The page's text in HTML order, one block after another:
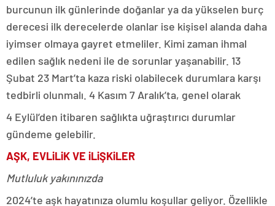
burcunun ilk günlerinde doğanlar ya da yükselen burç
derecesi ilk derecelerde olanlar ise kişisel alanda daha
iyimser olmaya gayret etmeliler. Kimi zaman ihmal
edilen sağlık nedeni ile de sorunlar yaşanabilir. 13
Şubat 23 Mart’ta kaza riski olabilecek durumlara karşı
tedbirli olunmalı. 4 Kasım 7 Aralık’ta, genel olarak
4 Eylül’den itibaren sağlıkta uğraştırıcı durumlar
gündeme gelebilir.
AŞK, EVLiLiK VE iLiŞKiLER
Mutluluk yakınınızda
2024’te aşk hayatınıza olumlu koşullar geliyor. Özellikle